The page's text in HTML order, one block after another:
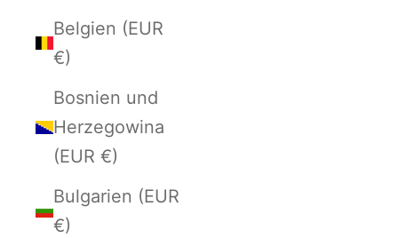
Belgien (EUR
€)
Bosnien und
Herzegowina
(EUR €)
Bulgarien (EUR
€)